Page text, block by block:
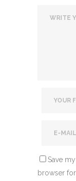
Save
browser